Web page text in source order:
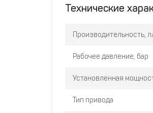
Технические
Производительность,
Рабочее давление, бар
Установленная
Тип привода